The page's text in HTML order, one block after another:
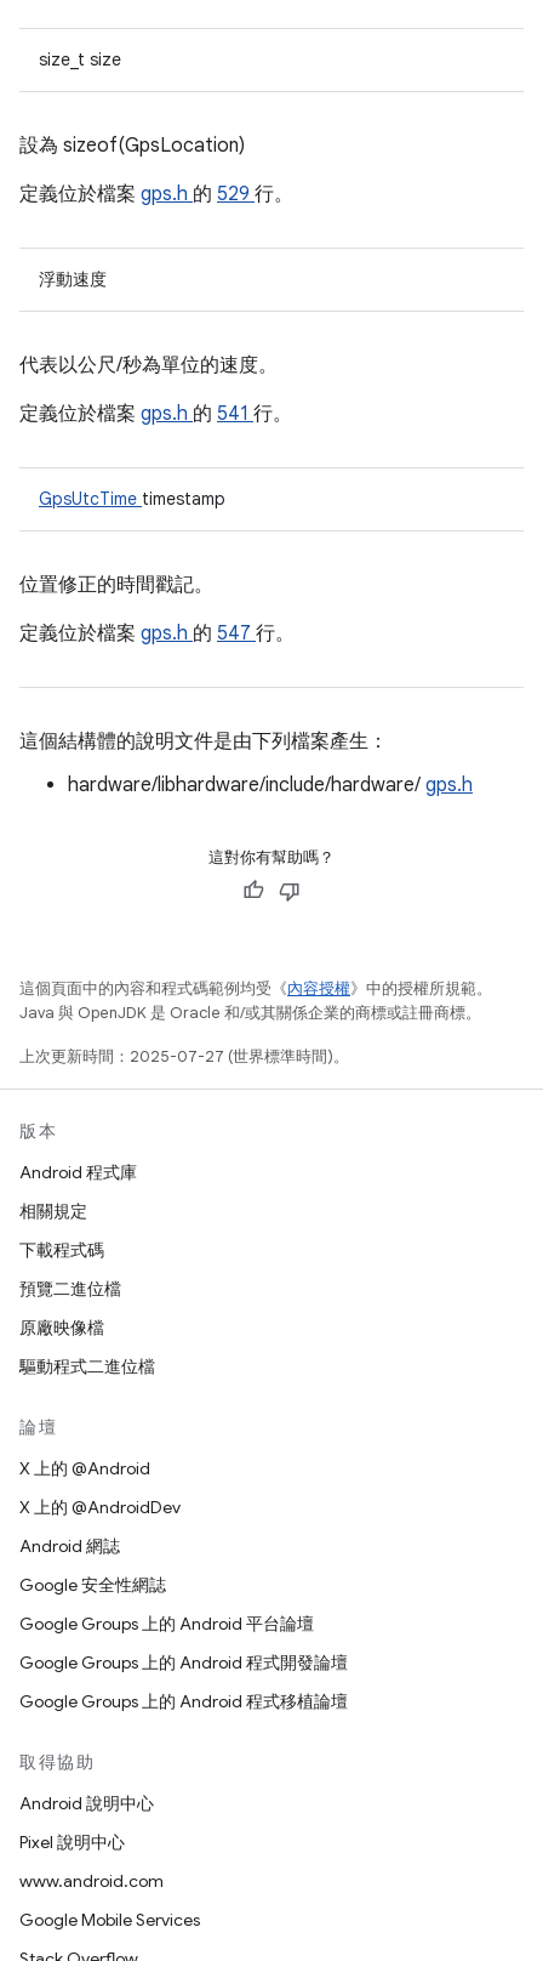
size_t size
設為 sizeof(GpsLocation)
定義位於檔案 gps.h 的 529 行。
浮動速度
代表以公尺/秒為單位的速度。
定義位於檔案 gps.h 的 541 行。
GpsUtcTime timestamp
位置修正的時間戳記。
定義位於檔案 gps.h 的 547 行。
這個結構體的說明文件是由下列檔案產生：
hardware/libhardware/include/hardware/ gps.h
這對你有幫助嗎？
這個頁面中的內容和程式碼範例均受《內容授權》中的授權所規範。
Java 與 OpenJDK 是 Oracle 和/或其關係企業的商標或註冊商標。
上次更新時間：2025-07-27 (世界標準時間)。
版本
Android 程式庫
相關規定
下載程式碼
預覽二進位檔
原廠映像檔
驅動程式二進位檔
論壇
X 上的 @Android
X 上的 @AndroidDev
Android 網誌
Google 安全性網誌
Google Groups 上的 Android 平台論壇
Google Groups 上的 Android 程式開發論壇
Google Groups 上的 Android 程式移植論壇
取得協助
Android 說明中心
Pixel 說明中心
www.android.com
Google Mobile Services